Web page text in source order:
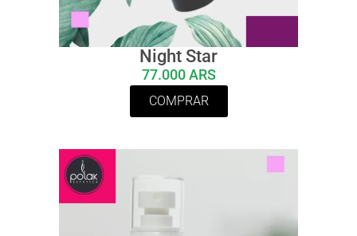
Night Star
77.000 ARS
COMPRAR